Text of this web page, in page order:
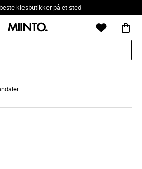
klesbutikker på et sted